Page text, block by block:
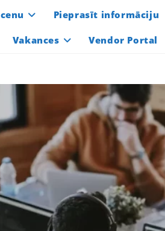
Pieprasīt informāciju
Vakances Vendor Portal